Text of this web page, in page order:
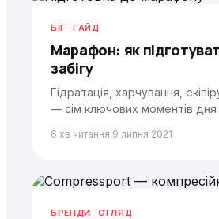
БІГ · ГАЙД
Марафон: як
забігу
Гідратація, харчування,
— сім ключових моментів дня
6 хв читання·9 липня 2021
БРЕНДИ · ОГЛЯД